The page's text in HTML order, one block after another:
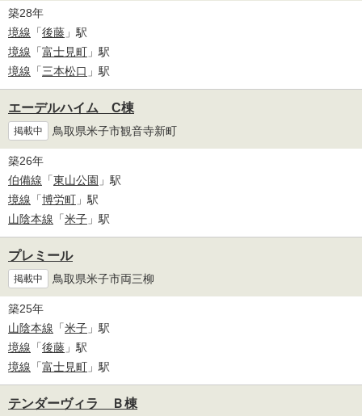
築28年
境線 「後藤 」駅
境線 「富士見町 」駅
境線 「三本松口 」駅
エーデルハイム C棟
掲載中 鳥取県米子市観音寺新町
築26年
伯備線 「東山公園 」駅
境線 「博労町 」駅
山陰本線 「米子 」駅
プレミール
掲載中 鳥取県米子市両三柳
築25年
山陰本線 「米子 」駅
境線 「後藤 」駅
境線 「富士見町 」駅
テンダーヴィラ Ｂ棟